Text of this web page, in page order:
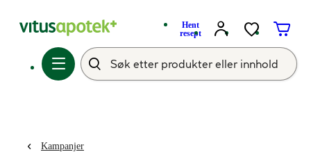
Hent
resept
Kampanjer